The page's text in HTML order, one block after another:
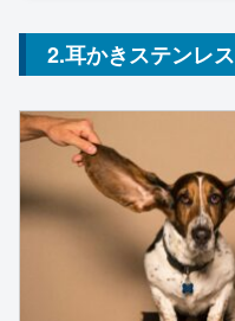
2.耳かきステンレス